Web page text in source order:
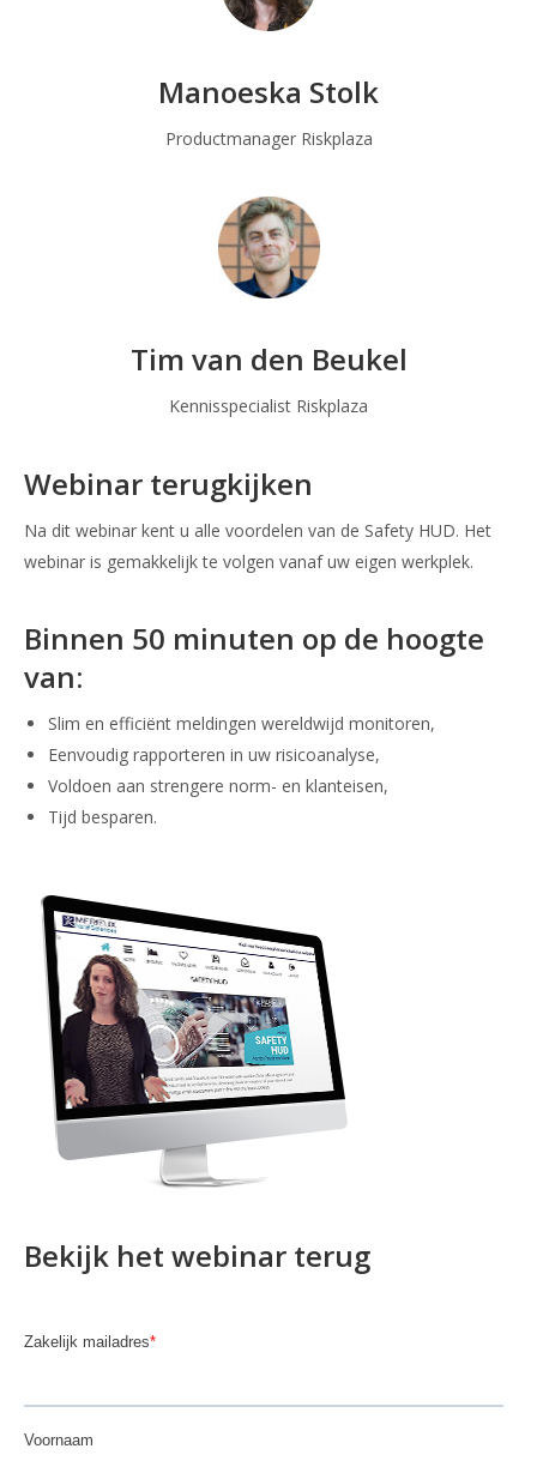
Manoeska Stolk
Productmanager Riskplaza
Tim van den Beukel
Kennisspecialist Riskplaza
Webinar terugkijken
Na dit webinar kent u alle voordelen van de Safety HUD. Het
webinar is gemakkelijk te volgen vanaf uw eigen werkplek.
Binnen 50 minuten op de hoogte
van:
Slim en efficiënt meldingen wereldwijd monitoren,
Eenvoudig rapporteren in uw risicoanalyse,
Voldoen aan strengere norm- en klanteisen,
Tijd besparen.
Bekijk het webinar terug